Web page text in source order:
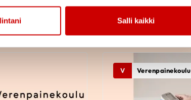
Salli kaikki
V Verenpainekoulu